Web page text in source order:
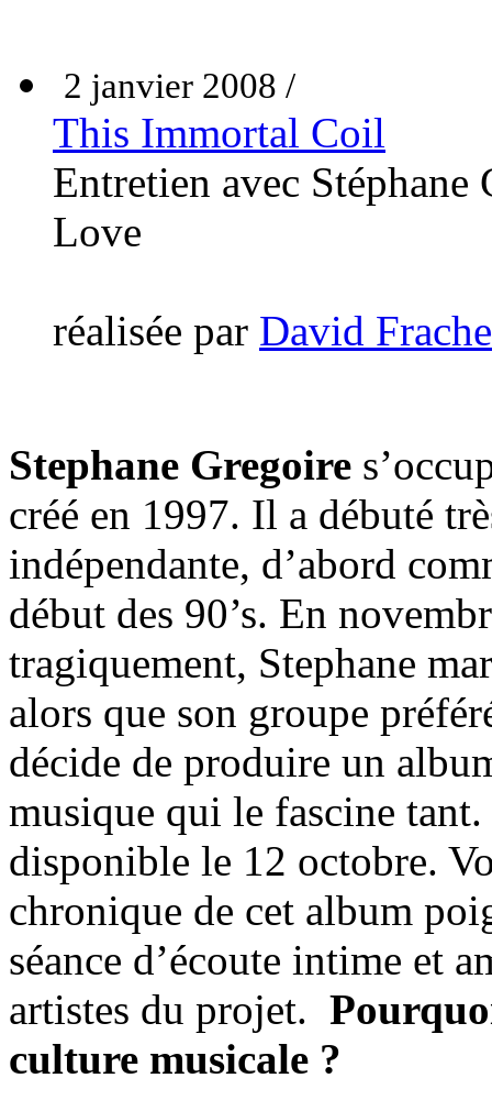
2 janvier 2008 /
This Immortal Coil
Entretien avec
Love
réalisée par David
Stephane Gregoire
créé en 1997. Il a débuté
indépendante, d’abord
début des 90’s. En
tragiquement, Stephane
alors que son groupe
décide de produire un
musique qui le fascine tant.
disponible le 12 octobre.
chronique de cet album
séance d’écoute intime et
artistes du projet.
culture musicale ?